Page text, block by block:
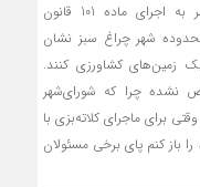
روز روشن انجام می‌شود که اخیراً شورای‌شهر به اجرای ماده 101 قانون
شهر چراغ سبز نشان
زمین‌های کشاورزی کنند.
نشده چرا که شورای‌شهر
برای ماجرای کلاته‌بزی با
باز کنم پای برخی مسئولان